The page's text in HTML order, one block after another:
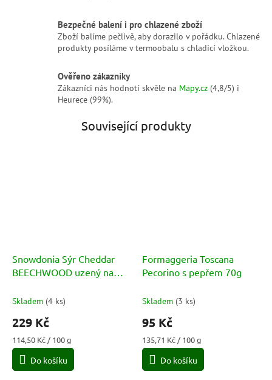
Bezpečné balení i pro chlazené zboží
Zboží balíme pečlivě, aby dorazilo v pořádku. Chlazené
produkty posíláme v termoobalu s chladicí vložkou.
Ověřeno zákazníky
Zákazníci nás hodnotí skvěle na Mapy.cz (4,8/5) i
Heurece (99%).
Související produkty
Snowdonia Sýr Cheddar
BEECHWOOD uzený na
Skladem (4 ks)
229 Kč
Měrná
cena:
114,50 Kč / 100 g
Do košíku
Formaggeria Toscana
Pecorino s pepřem 70g
Skladem (3 ks)
95 Kč
Měrná
cena:
135,71 Kč / 100 g
Do košíku